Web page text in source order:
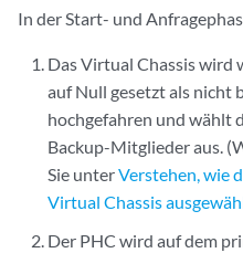
In der Start- und
Das Virtual Chassis wird
auf Null gesetzt als nicht
hochgefahren und wählt
Backup-Mitglieder aus.
Sie unterVerstehen, wie
Virtual Chassis
Der PHC wird auf dem